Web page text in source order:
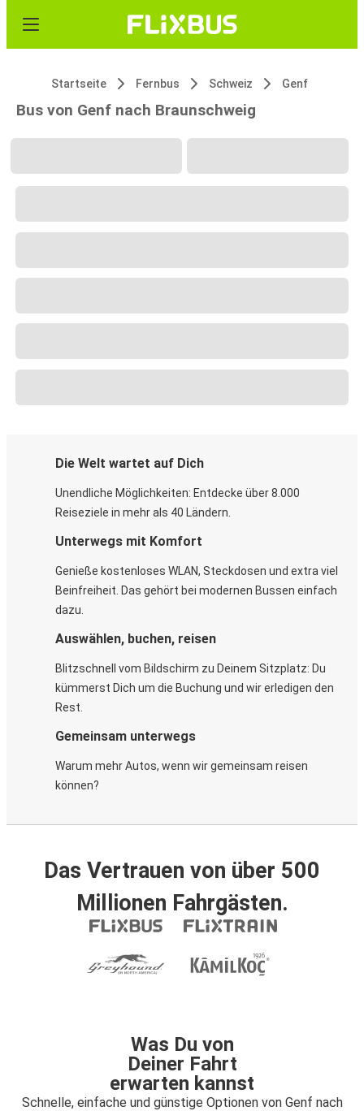
Startseite Fernbus Schweiz Genf
Bus von Genf nach Braunschweig
Die Welt wartet auf Dich
Unendliche Möglichkeiten: Entdecke über 8.000
Reiseziele in mehr als 40 Ländern.
Unterwegs mit Komfort
Genieße kostenloses WLAN, Steckdosen und extra viel
Beinfreiheit. Das gehört bei modernen Bussen einfach
dazu.
Auswählen, buchen, reisen
Blitzschnell vom Bildschirm zu Deinem Sitzplatz: Du
kümmerst Dich um die Buchung und wir erledigen den
Rest.
Gemeinsam unterwegs
Warum mehr Autos, wenn wir gemeinsam reisen
können?
Das Vertrauen von über 500
Millionen Fahrgästen.
Was Du von
Deiner Fahrt
erwarten kannst
Schnelle, einfache und günstige Optionen von Genf nach